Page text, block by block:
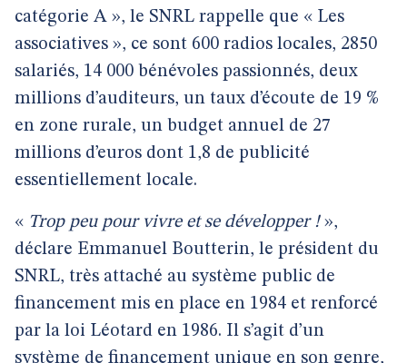
catégorie A », le SNRL rappelle que « Les
associatives », ce sont 600 radios locales, 2850
salariés, 14 000 bénévoles passionnés, deux
millions d’auditeurs, un taux d’écoute de 19 %
en zone rurale, un budget annuel de 27
millions d’euros dont 1,8 de publicité
essentiellement locale.
« Trop peu pour vivre et se développer !»,
déclare Emmanuel Boutterin, le président du
SNRL, très attaché au système public de
financement mis en place en 1984 et renforcé
par la loi Léotard en 1986. Il s’agit d’un
système de financement unique en son genre,